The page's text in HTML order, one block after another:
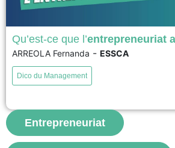
Ce DICO explore l'entrepreneuriat accidentel à
Roots. En 2020, le couple Serlinger découvre
le dernier tableau de Van Gogh se trouvent dans
voir
Qu’est-ce que l’entrepreneuriat
ARREOLA Fernanda - ESSCA
Dico du Management
Entrepreneuriat